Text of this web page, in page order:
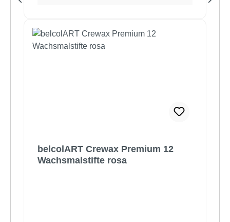
belcolART Crewax Premium 12
Wachsmalstifte rosa